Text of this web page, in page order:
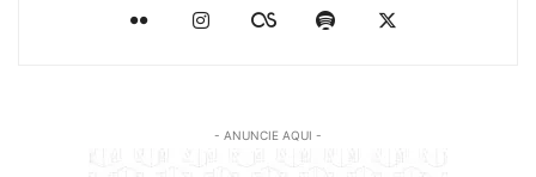
- ANUNCIE AQUI -